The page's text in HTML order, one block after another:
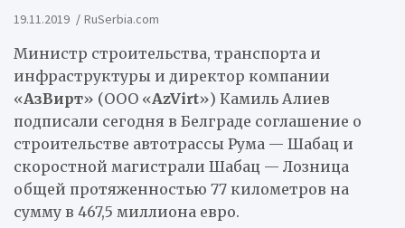
19.11.2019 RuSerbia.com
Министр строительства, транспорта и
инфраструктуры и директор компании
«АзВирт» (ООО «AzVirt») Камиль Алиев
подписали сегодня в Белграде соглашение о
строительстве автотрассы Рума — Шабац и
скоростной магистрали Шабац — Лозница
общей протяженностью 77 километров на
сумму в 467,5 миллиона евро.